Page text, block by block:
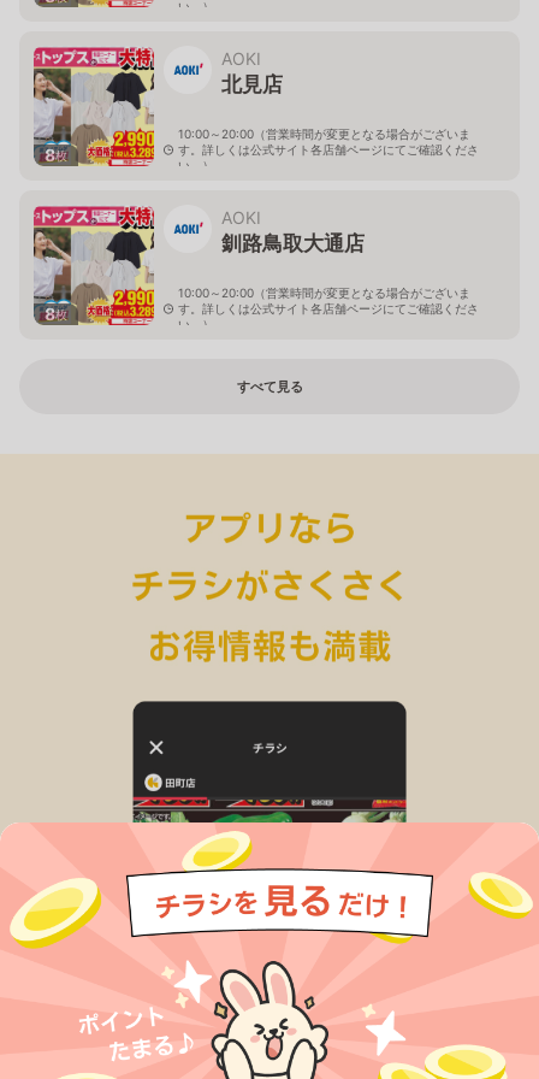
い。）
8枚
AOKI
北見店
10:00～20:00（営業時間が変更となる場合がございま
す。詳しくは公式サイト各店舗ページにてご確認くださ
い。）
8枚
AOKI
釧路鳥取大通店
10:00～20:00（営業時間が変更となる場合がございま
す。詳しくは公式サイト各店舗ページにてご確認くださ
い。）
すべて見る